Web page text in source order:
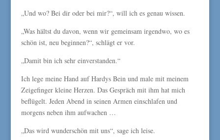
„Und wo? Bei dir oder bei mir?“, will ich es genau wissen.
„Was hältst du davon, wenn wir gemeinsam irgendwo, wo es
schön ist, neu beginnen?“, schlägt er vor.
„Damit bin ich sehr einverstanden.“
Ich lege meine Hand auf Hardys Bein und male mit meinem
Zeigefinger kleine Herzen. Das Gespräch mit ihm hat mich
beflügelt. Jeden Abend in seinen Armen einschlafen und
morgens neben ihm aufwachen …
„Das wird wunderschön mit uns“, sage ich leise.